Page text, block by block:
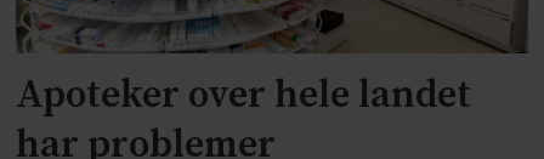
Apoteker over hele landet
har problemer